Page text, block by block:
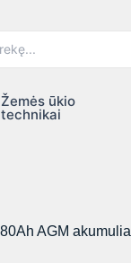
Žemės ūkio
technikai
AGM